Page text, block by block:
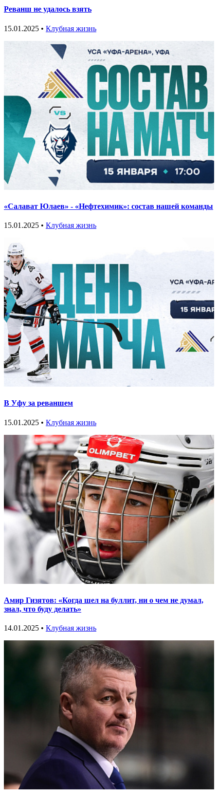
Реванш не удалось взять
15.01.2025 • Клубная жизнь
«Салават Юлаев» - «Нефтехимик»: состав нашей команды
15.01.2025 • Клубная жизнь
В Уфу за реваншем
15.01.2025 • Клубная жизнь
Амир Гизятов: «Когда шел на буллит, ни о чем не думал,
знал, что буду делать»
14.01.2025 • Клубная жизнь